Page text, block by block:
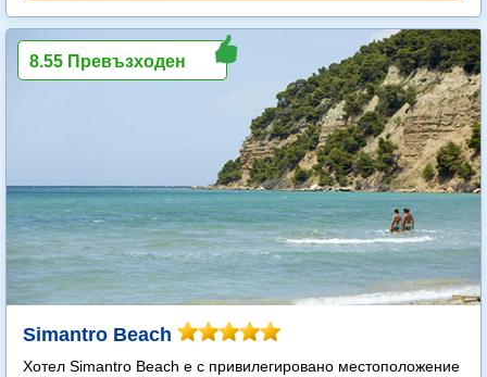
Simantro Beach
Хотел Simantro Beach е с привилегировано местоположение
8.55 Превъзходен